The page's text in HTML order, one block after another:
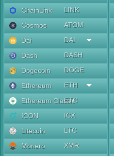
ChainLink
LINK
Cosmos
ATOM
Dai
DAI
Dash
DASH
Dogecoin
DOGE
Ethereum
ETH
Ethereum Classic
ETC
ICON
ICX
Litecoin
LTC
Monero
XMR